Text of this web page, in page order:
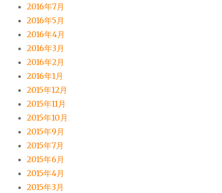
2016年7月
2016年5月
2016年4月
2016年3月
2016年2月
2016年1月
2015年12月
2015年11月
2015年10月
2015年9月
2015年7月
2015年6月
2015年4月
2015年3月